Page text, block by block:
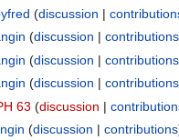
(discussion |
(discussion | contributions
(discussion | contributions
(discussion | contributions
63 (discussion |
(discussion | contributions